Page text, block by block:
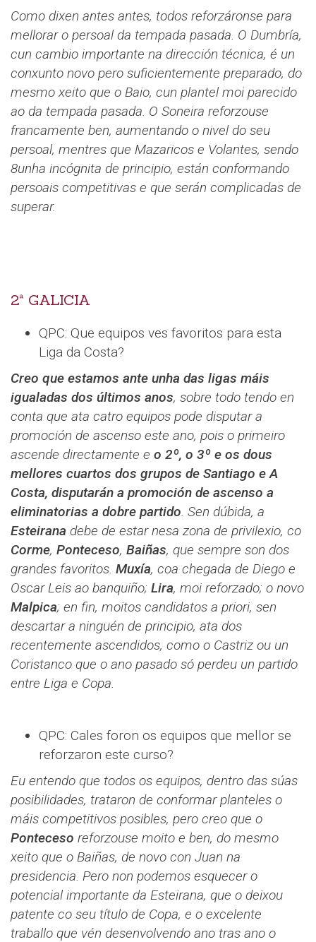
Como dixen antes antes, todos reforzáronse para
mellorar o persoal da tempada pasada. O Dumbría,
cun cambio importante na dirección técnica, é un
conxunto novo pero suficientemente preparado, do
mesmo xeito que o Baio, cun plantel moi parecido
ao da tempada pasada. O Soneira reforzouse
francamente ben, aumentando o nivel do seu
persoal, mentres que Mazaricos e Volantes, sendo
8unha incógnita de principio, están conformando
persoais competitivas e que serán complicadas de
superar.
2ª GALICIA
QPC: Que equipos ves favoritos para esta
Liga da Costa?
Creo que estamos ante unha das ligas máis
igualadas dos últimos anos, sobre todo tendo en
conta que ata catro equipos pode disputar a
promoción de ascenso este ano, pois o primeiro
ascende directamente e o 2º, o 3º e os dous
mellores cuartos dos grupos de Santiago e A
Costa, disputarán a promoción de ascenso a
eliminatorias a dobre partido. Sen dúbida, a
Esteirana debe de estar nesa zona de privilexio, co
Corme, Ponteceso, Baiñas, que sempre son dos
grandes favoritos. Muxía, coa chegada de Diego e
Oscar Leis ao banquiño; Lira, moi reforzado; o novo
Malpica; en fin, moitos candidatos a priori, sen
descartar a ninguén de principio, ata dos
recentemente ascendidos, como o Castriz ou un
Coristanco que o ano pasado só perdeu un partido
entre Liga e Copa.
QPC: Cales foron os equipos que mellor se
reforzaron este curso?
Eu entendo que todos os equipos, dentro das súas
posibilidades, trataron de conformar planteles o
máis competitivos posibles, pero creo que o
Ponteceso reforzouse moito e ben, do mesmo
xeito que o Baiñas, de novo con Juan na
presidencia. Pero non podemos esquecer o
potencial importante da Esteirana, que o deixou
patente co seu título de Copa, e o excelente
traballo que vén desenvolvendo ano tras ano o